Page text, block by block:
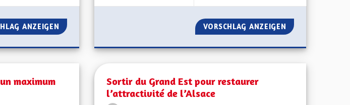
ANZEIGEN COMPÉTENCES DE LA NOUVELLE COLLECTIVITÉ À STATUT PARTICULIER
VORSCHLAG ANZEIGEN PÔLE
maximum
Sortir du Grand Est pour restaurer
l’attractivité de l’Alsace